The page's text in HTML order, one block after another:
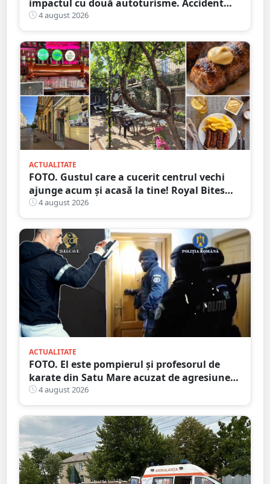
impactul cu două autoturisme. Accident
cumplit în județul vecin
4 august 2026
ACTUALITATE
FOTO. Gustul care a cucerit centrul vechi
ajunge acum și acasă la tine! Royal Bites
(fosta Zahana) livrează la domiciliu
4 august 2026
ACTUALITATE
FOTO. El este pompierul și profesorul de
karate din Satu Mare acuzat de agresiune
intimă asupra unui minor
4 august 2026